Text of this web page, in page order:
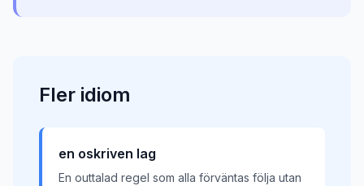
Fler idiom
en oskriven lag
En outtalad regel som alla förväntas följa utan